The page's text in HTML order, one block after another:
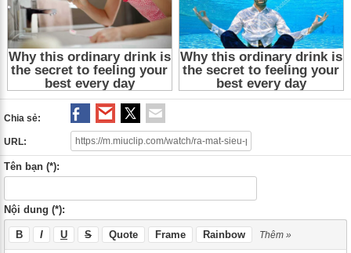
Chia sẻ:
URL:
Tên bạn (*):
Nội dung (*):
B I U S Quote Frame Rainbow Thêm »